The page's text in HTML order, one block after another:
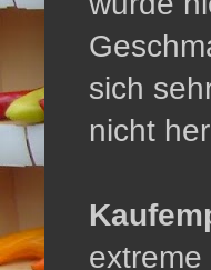
sich
nicht